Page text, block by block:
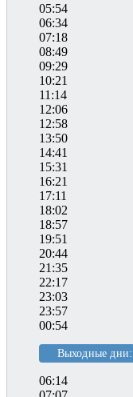
05:54
06:34
07:18
08:49
09:29
10:21
11:14
12:06
12:58
13:50
14:41
15:31
16:21
17:11
18:02
18:57
19:51
20:44
21:35
22:17
23:03
23:57
00:54
Выходные дни:
06:14